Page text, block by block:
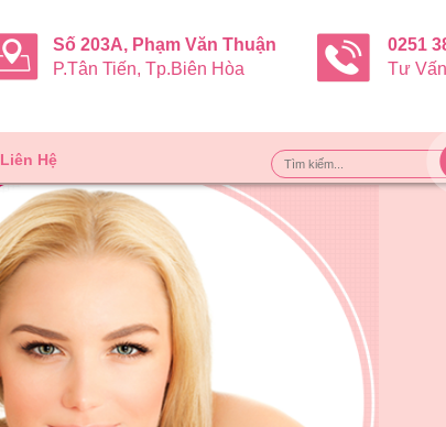
Số 203A, Phạm Văn Thuận
P.Tân Tiến, Tp.Biên Hòa
0251
Tư
Liên Hệ